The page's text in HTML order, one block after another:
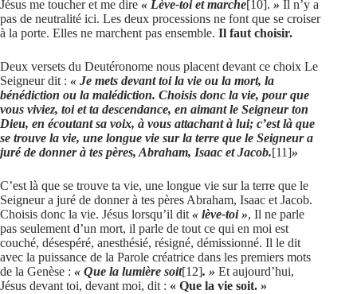
Jésus me toucher et me dire « Lève-toi et marche[10]. » Il n’y a
pas de neutralité ici. Les deux processions ne font que se croiser
à la porte. Elles ne marchent pas ensemble. Il faut choisir.
Deux versets du Deutéronome nous placent devant ce choix Le
Seigneur dit : « Je mets devant toi la vie ou la mort, la
bénédiction ou la malédiction. Choisis donc la vie, pour que
vous viviez, toi et ta descendance, en aimant le Seigneur ton
Dieu, en écoutant sa voix, à vous attachant à lui; c’est là que
se trouve la vie, une longue vie sur la terre que le Seigneur a
juré de donner à tes pères, Abraham, Isaac et Jacob.[11]»
C’est là que se trouve ta vie, une longue vie sur la terre que le
Seigneur a juré de donner à tes pères Abraham, Isaac et Jacob.
Choisis donc la vie. Jésus lorsqu’il dit « lève-toi », Il ne parle
pas seulement d’un mort, il parle de tout ce qui en moi est
couché, désespéré, anesthésié, résigné, démissionné. Il le dit
avec la puissance de la Parole créatrice dans les premiers mots
de la Genèse : « Que la lumière soit[12]. » Et aujourd’hui,
Jésus devant toi, devant moi, dit : « Que la vie soit. »